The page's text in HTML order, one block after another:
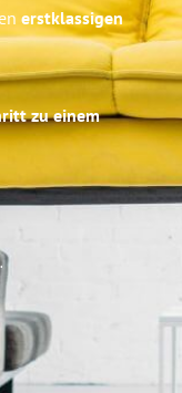
erstklassigen
zu einem
.